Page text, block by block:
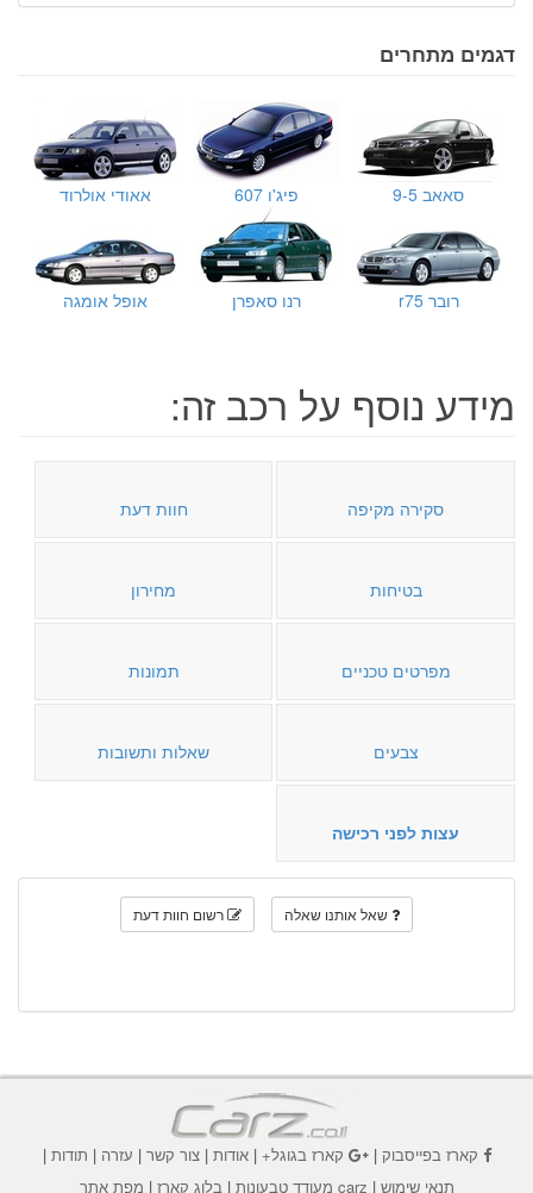
דגמים מתחרים
סאאב 9-5 פיג'ו 607 אאודי אולרוד
רובר r75 רנו סאפרן אופל אומגה
מידע נוסף על רכב זה:
סקירה מקיפה חוות דעת
בטיחות מחירון
מפרטים טכניים תמונות
צבעים שאלות ותשובות
עצות לפני רכישה
שאל אותנו שאלה רשום חוות דעת
קארז בפייסבוק| קארז בגוגל+|אודות |צור קשר | עזרה | תודות |
תנאי שימוש | carz מעודד טבעונות | בלוג קארז | מפת אתר